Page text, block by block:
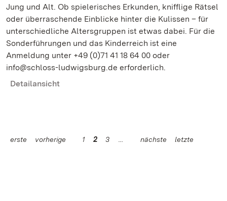
Jung und Alt. Ob spielerisches Erkunden, knifflige Rätsel
oder überraschende Einblicke hinter die Kulissen – für
unterschiedliche Altersgruppen ist etwas dabei. Für die
Sonderführungen und das Kinderreich ist eine
Anmeldung unter +49 (0)71 41 18 64 00 oder
info@schloss-ludwigsburg.de erforderlich.
Detailansicht
erste vorherige 1 2 3 nächste letzte